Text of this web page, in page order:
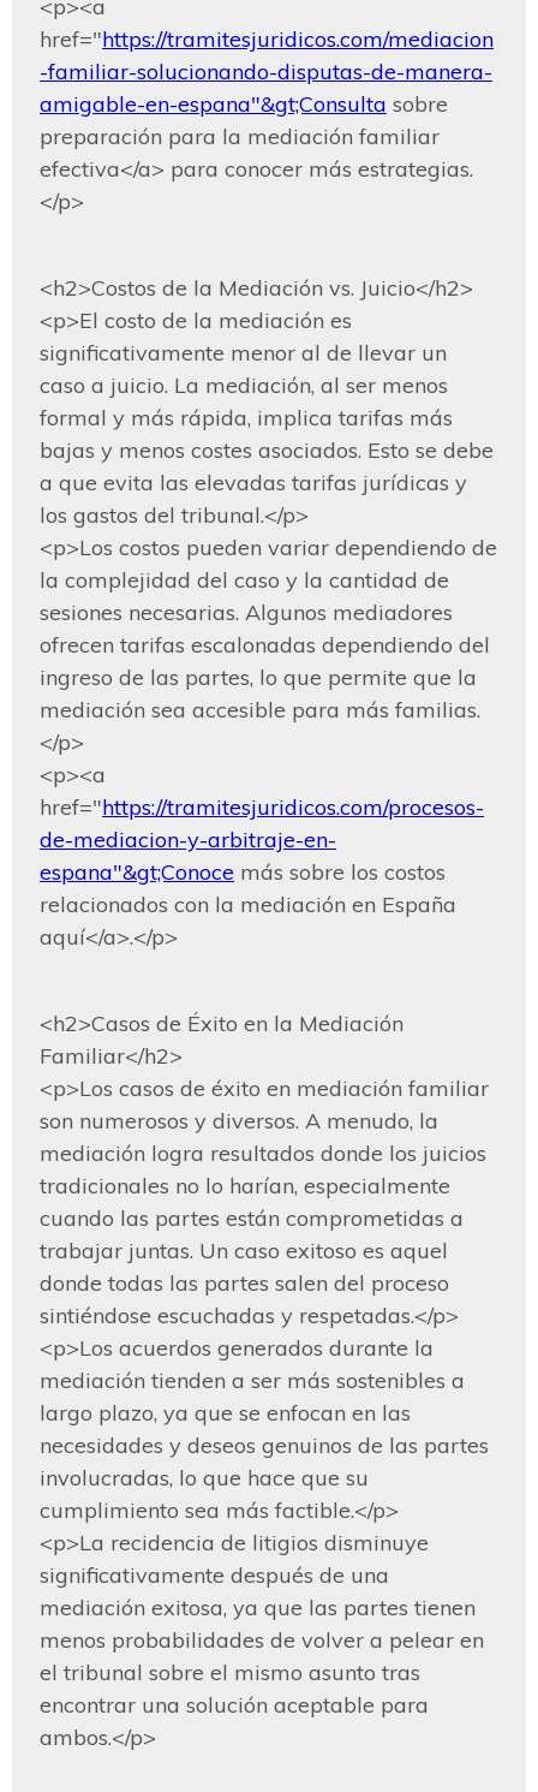
<p><a
href="https://tramitesjuridicos.com/mediacion
-familiar-solucionando-disputas-de-manera-
amigable-en-espana"&gt;Consulta sobre
preparación para la mediación familiar
efectiva</a> para conocer más estrategias.
</p>
<h2>Costos de la Mediación vs. Juicio</h2>
<p>El costo de la mediación es
significativamente menor al de llevar un
caso a juicio. La mediación, al ser menos
formal y más rápida, implica tarifas más
bajas y menos costes asociados. Esto se debe
a que evita las elevadas tarifas jurídicas y
los gastos del tribunal.</p>
<p>Los costos pueden variar dependiendo de
la complejidad del caso y la cantidad de
sesiones necesarias. Algunos mediadores
ofrecen tarifas escalonadas dependiendo del
ingreso de las partes, lo que permite que la
mediación sea accesible para más familias.
</p>
<p><a
href="https://tramitesjuridicos.com/procesos-
de-mediacion-y-arbitraje-en-
espana"&gt;Conoce más sobre los costos
relacionados con la mediación en España
aquí</a>.</p>
<h2>Casos de Éxito en la Mediación
Familiar</h2>
<p>Los casos de éxito en mediación familiar
son numerosos y diversos. A menudo, la
mediación logra resultados donde los juicios
tradicionales no lo harían, especialmente
cuando las partes están comprometidas a
trabajar juntas. Un caso exitoso es aquel
donde todas las partes salen del proceso
sintiéndose escuchadas y respetadas.</p>
<p>Los acuerdos generados durante la
mediación tienden a ser más sostenibles a
largo plazo, ya que se enfocan en las
necesidades y deseos genuinos de las partes
involucradas, lo que hace que su
cumplimiento sea más factible.</p>
<p>La recidencia de litigios disminuye
significativamente después de una
mediación exitosa, ya que las partes tienen
menos probabilidades de volver a pelear en
el tribunal sobre el mismo asunto tras
encontrar una solución aceptable para
ambos.</p>